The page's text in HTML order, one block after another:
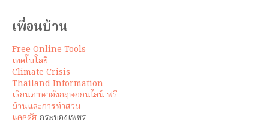
เพื่อนบ้าน
Free Online Tools
เทคโนโลยี
Climate Crisis
Thailand Information
เรียนภาษาอังกฤษออนไลน์ ฟรี
บ้านและการทำสวน
แคคตัส กระบองเพชร